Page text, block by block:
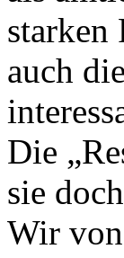
starken
auch
Die
sie
Wir